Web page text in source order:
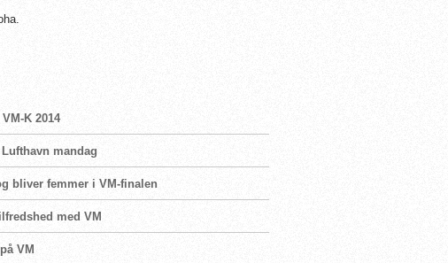
K 2014
mandag
bliver femmer i VM-finalen
med VM
VM